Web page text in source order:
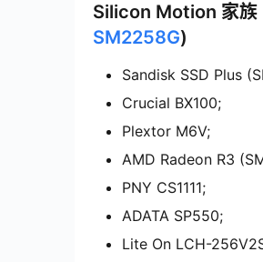
Silicon Motion 家族
SM2258G)
Sandisk SSD Plus
Crucial BX100;
Plextor M6V;
AMD Radeon R3
PNY CS1111;
ADATA SP550;
Lite On LCH-